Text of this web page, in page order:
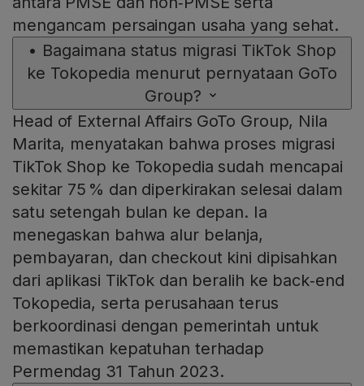
mengancam persaingan usaha yang sehat.
• Bagaimana status migrasi TikTok Shop
ke Tokopedia menurut pernyataan GoTo
Group?
Head of External Affairs GoTo Group, Nila
Marita, menyatakan bahwa proses migrasi
TikTok Shop ke Tokopedia sudah mencapai
sekitar 75 % dan diperkirakan selesai dalam
satu setengah bulan ke depan. Ia
menegaskan bahwa alur belanja,
pembayaran, dan checkout kini dipisahkan
dari aplikasi TikTok dan beralih ke back‑end
Tokopedia, serta perusahaan terus
berkoordinasi dengan pemerintah untuk
memastikan kepatuhan terhadap
Permendag 31 Tahun 2023.